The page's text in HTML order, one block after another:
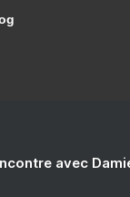
avec